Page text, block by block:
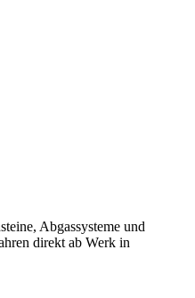
Abgassysteme und
direkt ab Werk in